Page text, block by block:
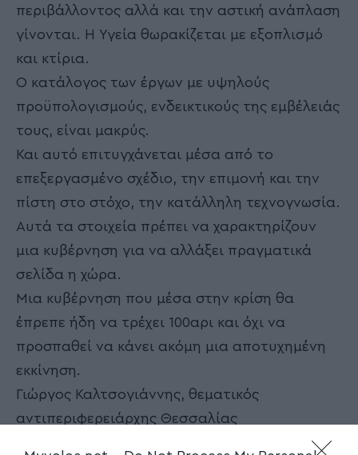
περιβάλλοντος αλλά και την αστική ανάπλαση
γίνονται. Η Υγεία θωρακίζεται με εξοπλισμό
και κτίρια.
Ο κατάλογος των έργων με υψηλούς
προϋπολογισμούς, ενδεικτικούς της εμβέλειάς
τους, είναι μακρύς.
Και αυτό επιτυγχάνεται μέσα από το
επεξεργασμένο σχέδιο, την επιμονή και την
πίστη στο στόχο, την κατάλληλη τεχνογνωσία.
Αυτά τα στοιχεία πρέπει να χαρακτηρίζουν
μια κυβέρνηση για να αλλάξει πραγματικά
σελίδα η χώρα.
Μια κυβέρνηση που μέσα στην κρίση θα
έπρεπε ήδη να τρέχει 100αρι και όχι να
προσπαθεί να κάνει ακόμη μια αποτυχημένη
εκκίνηση.
Γιώργος Καλτσογιάννης, θεματικός
αντιπεριφερειάρχης Θεσσαλίας